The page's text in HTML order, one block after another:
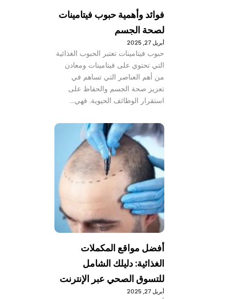
فوائد وأهمية حبوب فيتامينات
لصحة الجسم
أبريل 27, 2025
حبوب فيتامينات تعتبر الحبوب الغذائية
التي تحتوي على فيتامينات ومعادن
من أهم العناصر التي تساهم في
تعزيز صحة الجسم والحفاظ على
استقرار الوظائف الحيوية. فهي…
أفضل مواقع المكملات
الغذائية: دليلك الشامل
للتسوق الصحي عبر الإنترنت
أبريل 27, 2025